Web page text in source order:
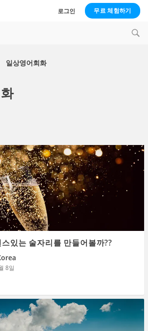
로그인 무료 체험하기
일상영어회화
있는 술자리를 만들어볼까??
8일